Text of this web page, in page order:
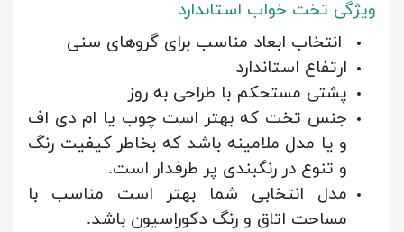
ویژگی تخت خواب استاندارد
انتخاب ابعاد مناسب برای گروهای سنی
ارتفاع استاندارد
پشتی مستحکم با طراحی به روز
جنس تخت که بهتر است چوب یا ام دی اف
و یا مدل ملامینه باشد که بخاطر کیفیت رنگ
و تنوع در رنگبندی پر طرفدار است.
مدل انتخابی شما بهتر است مناسب با
مساحت اتاق و رنگ دکوراسیون باشد.